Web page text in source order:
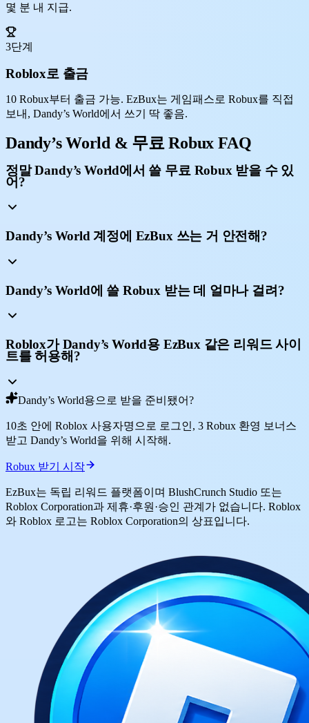
몇 분 내 지급.
3단계
Roblox로 출금
10 Robux부터 출금 가능. EzBux는 게임패스로 Robux를 직접
보내, Dandy’s World에서 쓰기 딱 좋음.
Dandy’s World & 무료 Robux FAQ
정말 Dandy’s World에서 쓸 무료 Robux 받을 수 있
어?
Dandy’s World 계정에 EzBux 쓰는 거 안전해?
Dandy’s World에 쓸 Robux 받는 데 얼마나 걸려?
Roblox가 Dandy’s World용 EzBux 같은 리워드 사이
트를 허용해?
Dandy’s World용으로 받을 준비됐어?
10초 안에 Roblox 사용자명으로 로그인, 3 Robux 환영 보너스
받고 Dandy’s World을 위해 시작해.
Robux 받기 시작
EzBux는 독립 리워드 플랫폼이며 BlushCrunch Studio 또는
Roblox Corporation과 제휴·후원·승인 관계가 없습니다. Roblox
와 Roblox 로고는 Roblox Corporation의 상표입니다.